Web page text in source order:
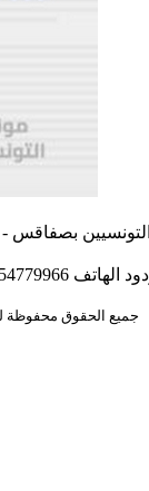
بصفاقس -
جميع الحقوق محفوظة